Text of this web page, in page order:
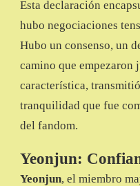
Esta declaración
hubo negociaciones
Hubo un consenso, un
camino que empezaron
característica,
tranquilidad que fue
del fandom.
Yeonjun:
Yeonjun, el miembro